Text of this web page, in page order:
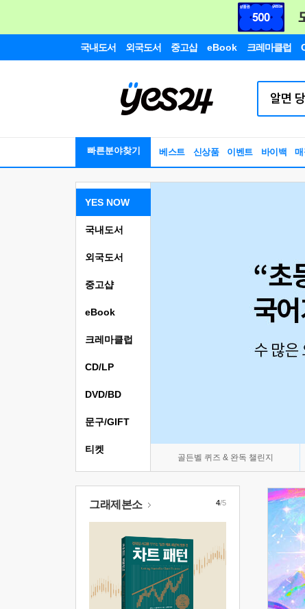
국내도서 외국도서 중고샵 eBook 크레마클럽
빠른분야찾기 베스트 신상품 이벤트 바이백 매
YES NOW
골든벨 퀴즈 & 완독 챌린지
국내도서
외국도서
중고샵
eBook
크레마클럽
CD/LP
DVD/BD
문구/GIFT
티켓
그래제본소 4/5